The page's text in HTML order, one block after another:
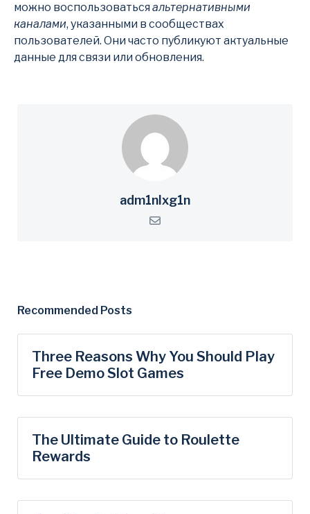
можно воспользоваться альтернативными
каналами, указанными в сообществах
пользователей. Они часто публикуют актуальные
данные для связи или обновления.
adm1nlxg1n
Recommended Posts
Three Reasons Why You Should Play
Free Demo Slot Games
The Ultimate Guide to Roulette
Rewards